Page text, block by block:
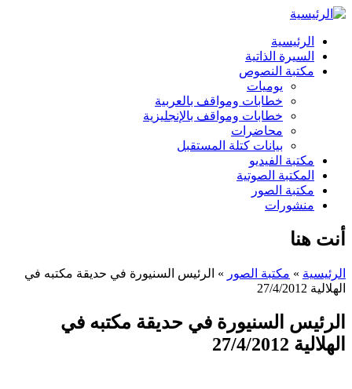
الرئيسية
السيرة الذاتية
مكتبة النصوص
يوميات
خطابات ومواقف بالعربية
خطابات ومواقف بالإنجليزية
محاضرات
بيانات كتلة المستقبل
مكتبة الفيديو
المكتبة الصوتية
مكتبة الصور
منشورات
أنت هنا
الرئيسية » مكتبة الصور » الرئيس السنيورة في حديقة مكتبه في
الهلالية 27/4/2012
الرئيس السنيورة في حديقة مكتبه في
الهلالية 27/4/2012